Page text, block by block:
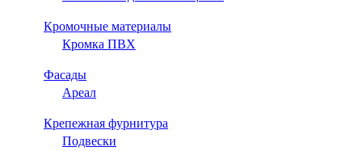
Кромочные материалы
Кромка ПВХ
Фасады
Ареал
Крепежная фурнитура
Подвески